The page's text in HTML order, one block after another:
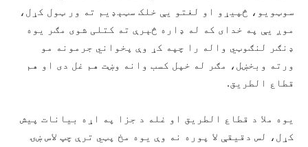
سوټویو، څپيړو او لغتو یې خلک سټېډیم ته ور ټول کړل،
موږ یې په خدای که له ډاره څېرې ته کتلی شوی مګر یوه
ډنګر لنګوټي واله را چپه کړ وې پخواني جرمونه مو
ورته وبخښل، مګر له خپل کسب وانه وښت هم غل دی او هم
قطاع الطریق.
یوه ملا د قطاع الطریق او غله د جزا په اړه بیانات پیش
کړل، لس دقیقې لا پوره نه وې یوه مخ پټي ترې چپ لاس ښۍ